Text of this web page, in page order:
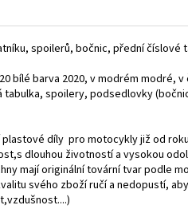
spoilerů, bočnic, přední číslové
bílé barva 2020, v modrém
spoilery, podsedlovky
díly pro motocykly již od
dlouhou životností a vysokou
mají originální tovární tvar podle
svého zboží ručí a nedopustí,